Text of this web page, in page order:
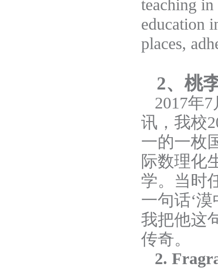
teaching
education
places,
2、 桃
2017年7
讯， 我校
一的一枚
际数理化
学。 当时
一句话‘
我把他这
传奇。
2.